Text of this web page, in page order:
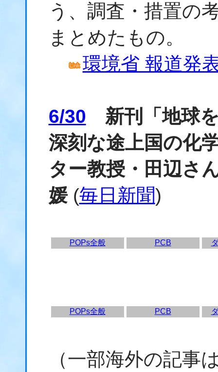
う、調査・措置の
まとめたもの。
環境省 報道発
6/30 新刊「地球
深刻な途上国の化
ター教授・田辺さ
媛(毎日新聞)
POPs全般 PCB
POPs全般 PCB
（一部海外の記事